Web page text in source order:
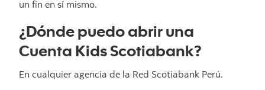
un fin en sí mismo.
¿Dónde puedo abrir una
Cuenta Kids Scotiabank?
En cualquier agencia de la Red Scotiabank Perú.